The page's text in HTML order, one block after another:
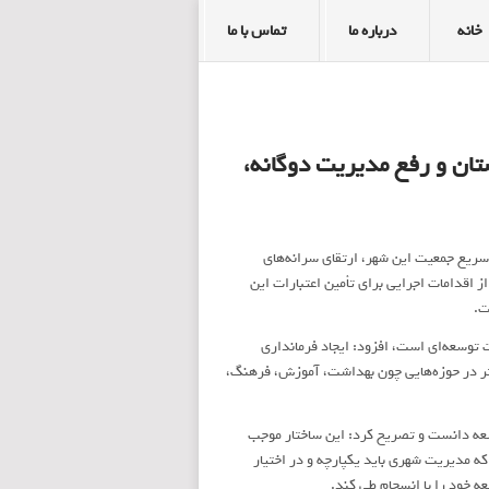
خانه درباره ما تماس با ما
و رفع مدیریت دوگانه،
جمعیت این شهر، ارتقای سرانه‌های
اجرایی برای تأمین اعتبارات این
است، افزود: ایجاد فرمانداری
در حوزه‌هایی چون بهداشت، آموزش، فرهنگ،
دانست و تصریح کرد: این ساختار موجب
شهری باید یکپارچه و در اختیار